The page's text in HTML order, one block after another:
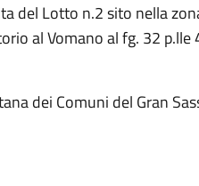
del Lotto n.2 sito nella
al Vomano al fg. 32
dei Comuni del Gran